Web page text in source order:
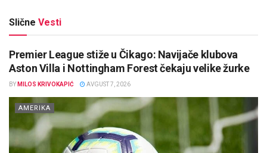
Slične Vesti
Premier League stiže u Čikago: Navijače klubova
Aston Villa i Nottingham Forest čekaju velike žurke
BY MILOS KRIVOKAPIĆ AVGUST 7, 2026
AMERIKA